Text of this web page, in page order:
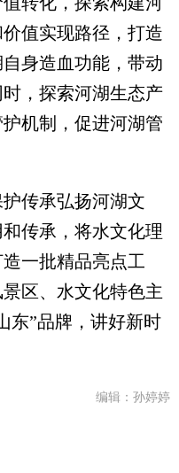
值实现路径，打造
身造血功能，带动
，探索河湖生态产
机制，促进河湖管
传承弘扬河湖文
传承，将水文化理
一批精品亮点工
区、水文化特色主
东”品牌，讲好新时
编辑：孙婷婷